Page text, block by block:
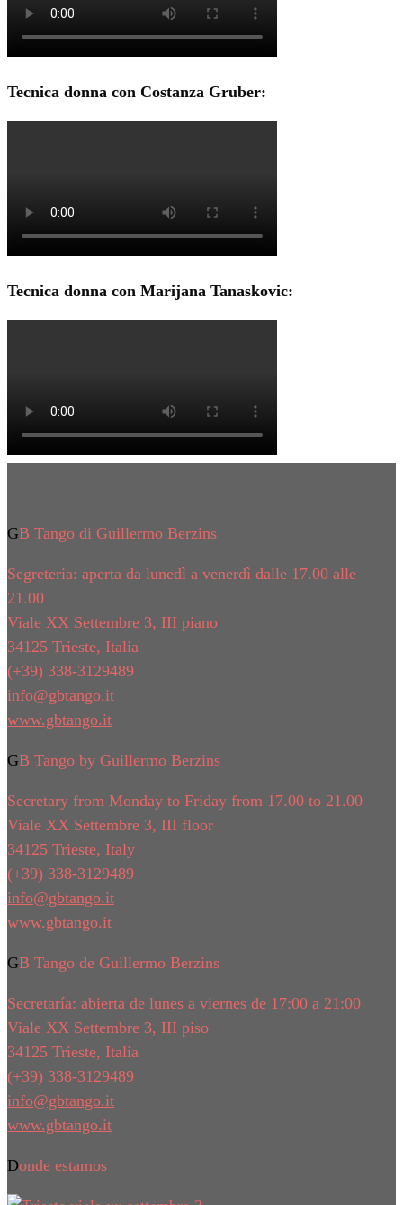
Tecnica donna con Costanza Gruber:
Tecnica donna con Marijana Tanaskovic:
GB Tango di Guillermo Berzins
Segreteria: aperta da lunedì a venerdì dalle 17.00 alle
21.00
Viale XX Settembre 3, III piano
34125 Trieste, Italia
(+39) 338-3129489
info@gbtango.it
www.gbtango.it
GB Tango by Guillermo Berzins
Secretary from Monday to Friday from 17.00 to 21.00
Viale XX Settembre 3, III floor
34125 Trieste, Italy
(+39) 338-3129489
info@gbtango.it
www.gbtango.it
GB Tango de Guillermo Berzins
Secretaría: abierta de lunes a viernes de 17:00 a 21:00
Viale XX Settembre 3, III piso
34125 Trieste, Italia
(+39) 338-3129489
info@gbtango.it
www.gbtango.it
Donde estamos